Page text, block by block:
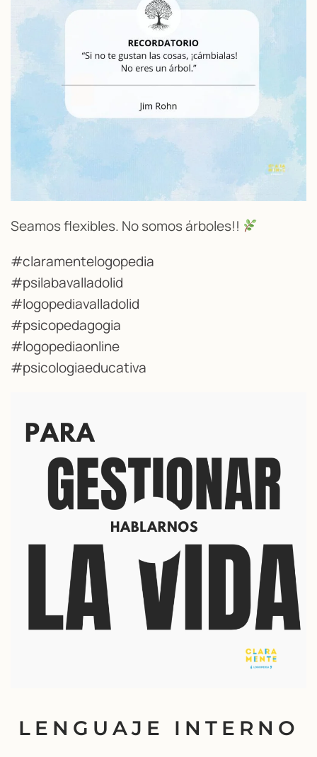
Seamos flexibles. No somos árboles!!
#claramentelogopedia
#psilabavalladolid
#logopediavalladolid
#psicopedagogia
#logopediaonline
#psicologiaeducativa
LENGUAJE INTERNO